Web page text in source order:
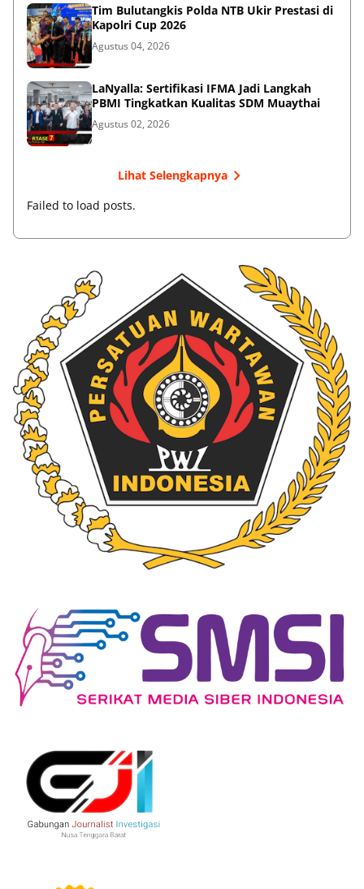
Tim Bulutangkis Polda NTB Ukir Prestasi di
Kapolri Cup 2026
Agustus 04, 2026
LaNyalla: Sertifikasi IFMA Jadi Langkah
PBMI Tingkatkan Kualitas SDM Muaythai
Agustus 02, 2026
Lihat Selengkapnya
Failed to load posts.